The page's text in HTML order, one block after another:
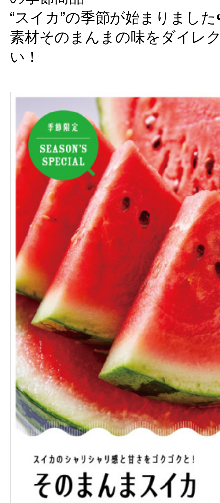
“スイカ”の季節が始まりました
素材そのまんまの味をダイレ
い！